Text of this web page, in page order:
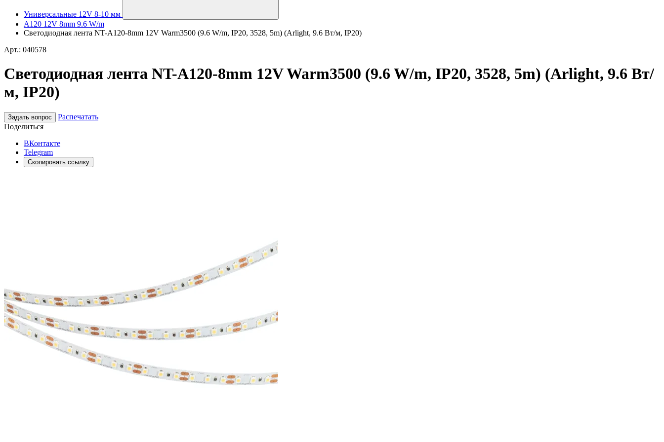
Универсальные 12V 8-10 мм
A120 12V 8mm 9.6 W/m
Светодиодная лента NT-A120-8mm 12V Warm3500 (9.6 W/m, IP20, 3528, 5m) (Arlight, 9.6 Вт/м, IP20)
Арт.: 040578
Светодиодная лента NT-A120-8mm 12V Warm3500 (9.6 W/m, IP20, 3528, 5m) (Arlight, 9.6 Вт/
м, IP20)
Задать вопрос
Распечатать
Поделиться
ВКонтакте
Telegram
Скопировать ссылку